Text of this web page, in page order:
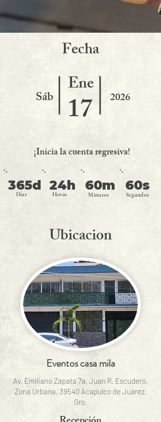
Fecha
2026
17
Ene
Sáb
¡Inicia la cuenta regresiva!
365d 24h 60m 60s
Días Horas Minutos Segundos
Ubicacion
Eventos casa mila
Av. Emiliano Zapata 7a, Juan R. Escudero,
Zona Urbana, 39540 Acapulco de Juárez,
Gro.